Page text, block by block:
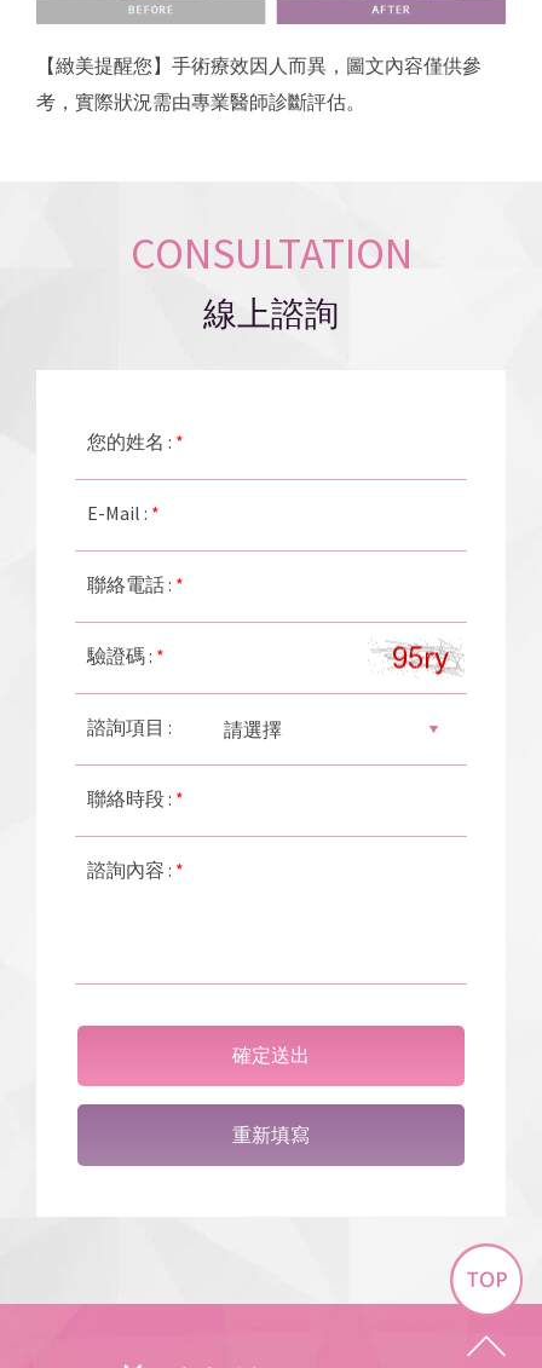
【緻美提醒您】手術療效因人而異，圖文內容僅供參
考，實際狀況需由專業醫師診斷評估。
CONSULTATION
線上諮詢
您的姓名 : *
E-Mail : *
聯絡電話 : *
驗證碼 : *
諮詢項目 :
聯絡時段 : *
諮詢內容 : *
確定送出
重新填寫
Top